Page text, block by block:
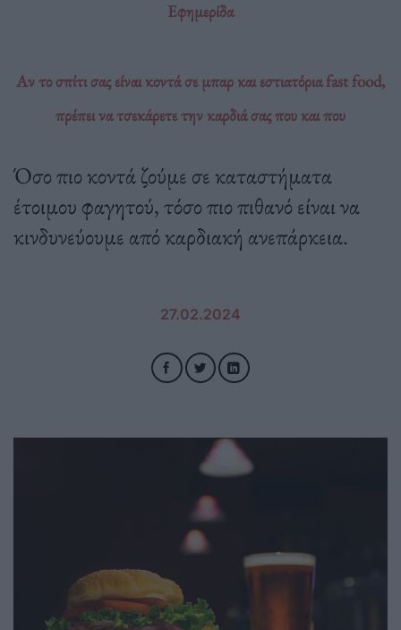
Εφημερίδα
Αν το σπίτι σας είναι κοντά σε μπαρ και εστιατόρια fast food,
πρέπει να τσεκάρετε την καρδιά σας που και που
Όσο πιο κοντά ζούμε σε καταστήματα
έτοιμου φαγητού, τόσο πιο πιθανό είναι να
κινδυνεύουμε από καρδιακή ανεπάρκεια.
27.02.2024